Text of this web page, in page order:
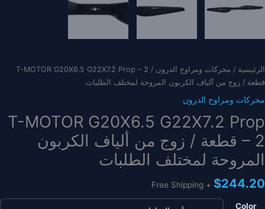
الرئيسية / محركات ومراوح الدرون
/ T-MOTOR G20X6.5 G22X7.2 Prop – 2
قطعة / زوج من ألياف الكربون المروحة لمختلف الطلبات
محركات ومراوح الدرون
T-MOTOR G20X6.5 G22X7.2 Prop
– 2 قطعة / زوج من ألياف الكربون
المروحة لمختلف الطلبات
$244.20
+ Free Shipping
Color